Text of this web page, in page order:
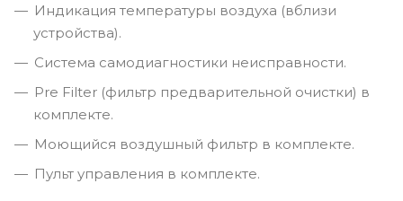
Индикация температуры воздуха (вблизи
устройства).
Система самодиагностики неисправности.
Pre Filter (фильтр предварительной очистки) в
комплекте.
Моющийся воздушный фильтр в комплекте.
Пульт управления в комплекте.